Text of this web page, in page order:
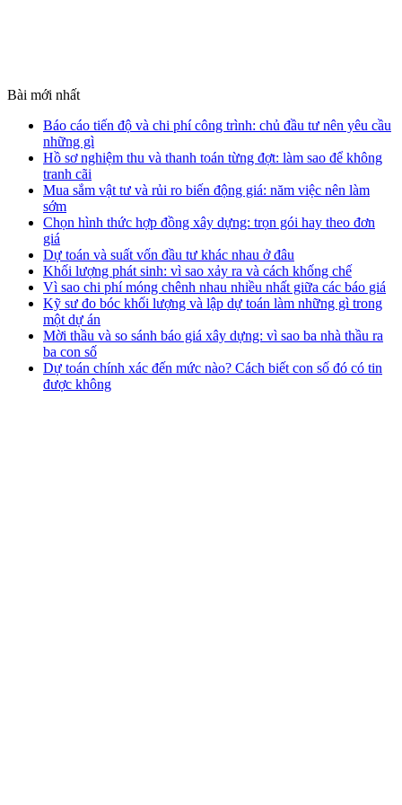
Bài mới nhất
Báo cáo tiến độ và chi phí công trình: chủ đầu tư nên yêu cầu
những gì
Hồ sơ nghiệm thu và thanh toán từng đợt: làm sao để không
tranh cãi
Mua sắm vật tư và rủi ro biến động giá: năm việc nên làm
sớm
Chọn hình thức hợp đồng xây dựng: trọn gói hay theo đơn
giá
Dự toán và suất vốn đầu tư khác nhau ở đâu
Khối lượng phát sinh: vì sao xảy ra và cách khống chế
Vì sao chi phí móng chênh nhau nhiều nhất giữa các báo giá
Kỹ sư đo bóc khối lượng và lập dự toán làm những gì trong
một dự án
Mời thầu và so sánh báo giá xây dựng: vì sao ba nhà thầu ra
ba con số
Dự toán chính xác đến mức nào? Cách biết con số đó có tin
được không